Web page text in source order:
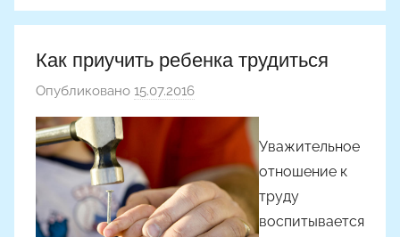
Как приучить ребенка трудиться
Опубликовано 15.07.2016
в
р
о
м
Уважительное
отношение к
труду
воспитывается